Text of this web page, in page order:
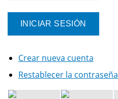
Crear nueva cuenta
Restablecer la contraseña